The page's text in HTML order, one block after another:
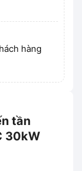
hàng
tần
30kW